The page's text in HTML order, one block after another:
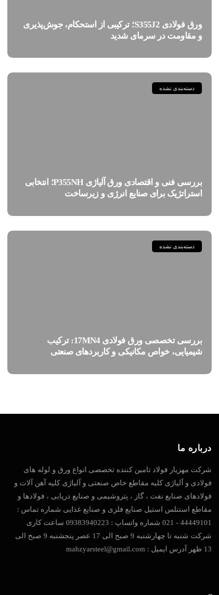
ورق فولادی S355J2؛ ترکیبی از استحکام، جوش‌پذیری
و مقاومت در سرمای شدید
دسته‌بندی نشده
بررسی فنی و اقتصادی ورق آلیاژی P355NH؛ انتخابی
استراتژیک برای صنایع انرژی و زیرساخت
دسته‌بندی نشده
بررسی تخصصی ورق فولادی 17MN4: ترکیب
شیمیایی، خواص مکانیکی و کاربردهای صنعتی
درباره ما
شرکت مهزیار فولاد تامین کننده تخصصی انواع ورق و لوله های
فولادی و آلیاژی کلیه مقاطع خاص صنعتی و آلیاژی کلیه آهن آلات و
فولادهای صنایع نفت ، گاز ، پتروشیمی و صنایع دریایی ، فولادها و
مقاطع استنلس استیل صنایع فلزی و صنایع غذایی شماره تماس :
44449101 - 021 شماره واتساپ : 09383940223 ساعت کاری
شرکت شنبه تا چهارشنبه 9 صبح الی 17 عصر پنجشنبه 9 صبح الی
13 ظهر آدرس ایمیل : mahzyarsteel@gmail.com